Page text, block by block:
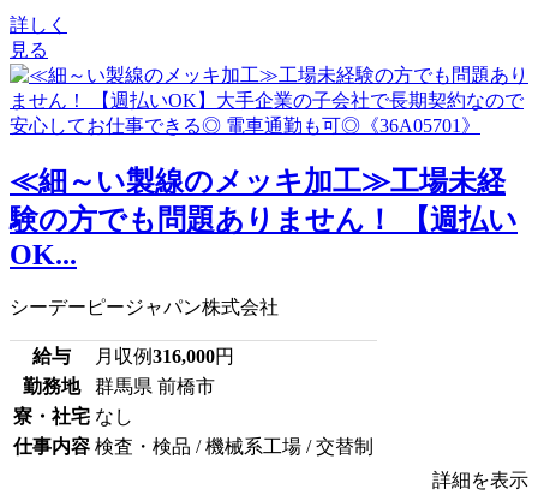
詳しく
見る
≪細～い製線のメッキ加工≫工場未経
験の方でも問題ありません！ 【週払い
OK...
シーデーピージャパン株式会社
給与 月収例316,000円
勤務地
群馬県 前橋市
寮・社宅 なし
仕事内容 検査・検品 / 機械系工場 / 交替制
詳細を表示